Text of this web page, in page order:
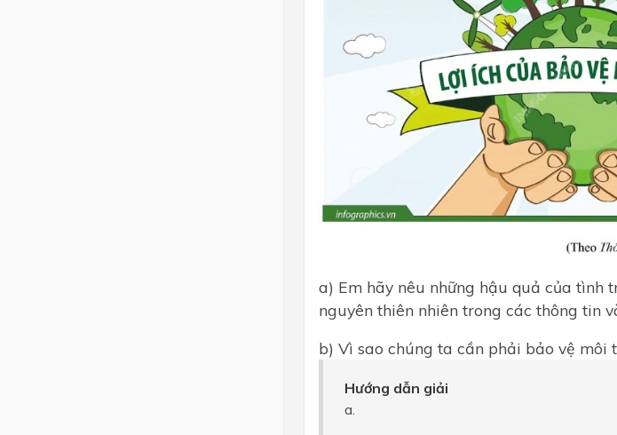
a) Em hãy nêu những hậu quả của tình
nguyên thiên nhiên trong các thông tin
b) Vì sao chúng ta cần phải bảo vệ môi
Hướng dẫn giải
a.